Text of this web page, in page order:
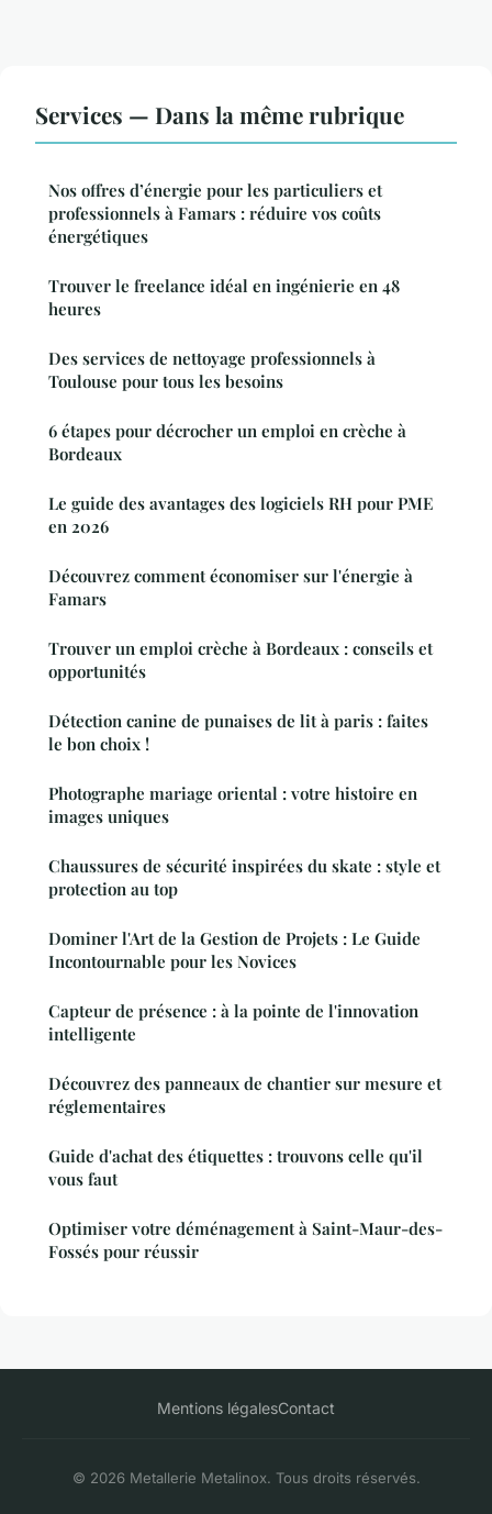
Services — Dans la même rubrique
Nos offres d’énergie pour les particuliers et
professionnels à Famars : réduire vos coûts
énergétiques
Trouver le freelance idéal en ingénierie en 48
heures
Des services de nettoyage professionnels à
Toulouse pour tous les besoins
6 étapes pour décrocher un emploi en crèche à
Bordeaux
Le guide des avantages des logiciels RH pour PME
en 2026
Découvrez comment économiser sur l'énergie à
Famars
Trouver un emploi crèche à Bordeaux : conseils et
opportunités
Détection canine de punaises de lit à paris : faites
le bon choix !
Photographe mariage oriental : votre histoire en
images uniques
Chaussures de sécurité inspirées du skate : style et
protection au top
Dominer l'Art de la Gestion de Projets : Le Guide
Incontournable pour les Novices
Capteur de présence : à la pointe de l'innovation
intelligente
Découvrez des panneaux de chantier sur mesure et
réglementaires
Guide d'achat des étiquettes : trouvons celle qu'il
vous faut
Optimiser votre déménagement à Saint-Maur-des-
Fossés pour réussir
Mentions légalesContact
© 2026 Metallerie Metalinox. Tous droits réservés.